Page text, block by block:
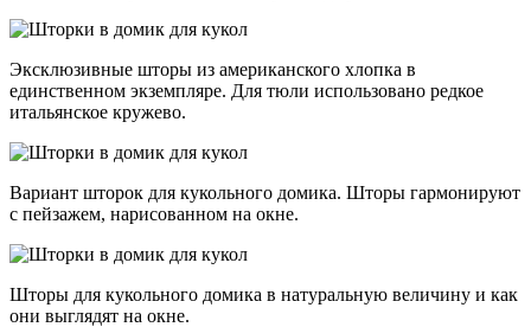
Эксклюзивные шторы из американского хлопка в
единственном экземпляре. Для тюли использовано редкое
итальянское кружево.
Вариант шторок для кукольного домика. Шторы гармонируют
с пейзажем, нарисованном на окне.
Шторы для кукольного домика в натуральную величину и как
они выглядят на окне.